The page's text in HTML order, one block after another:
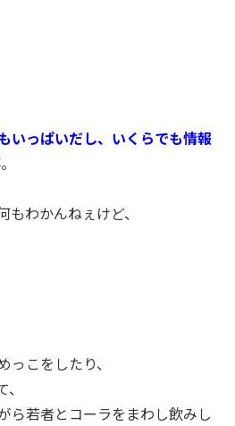
いっぱいだし、いくらでも情報
わかんねぇけど、
っこをしたり、
ら若者とコーラをまわし飲みし